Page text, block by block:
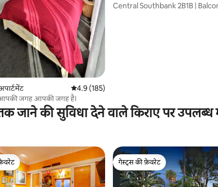
औसत रेटिंग 5 में से 4.9, 185 समीक्षाएँ
4.9 (185)
जगह आपकी जगह है।
Central Southbank 2B1B |
जाने की सुविधा देने वाले किराए पर
गेस्ट्स की फ़ेवरेट
गेस्ट्स की फ़ेवरेट